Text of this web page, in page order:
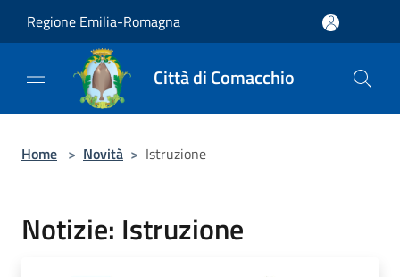
Regione Emilia-Romagna
Città di Comacchio
Home > Novità > Istruzione
Notizie: Istruzione